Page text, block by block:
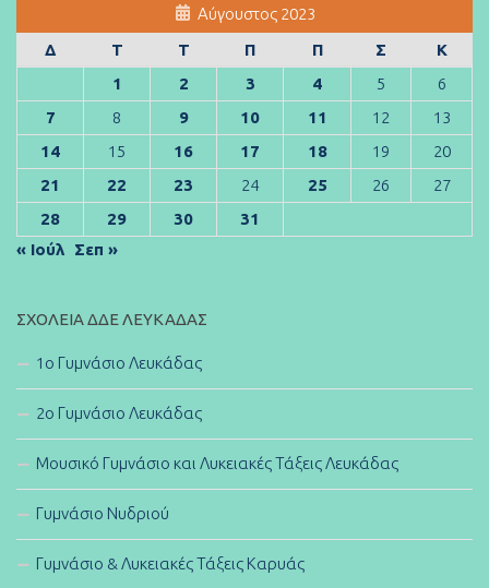
Αύγουστος 2023
Δ
Τ Τ Π Π Σ
Κ
1
2 3 4 5
6
7
8 9 10 11 12
13
14
15 16 17 18 19
20
21
22 23 24 25 26
27
28
29 30
31
« Ιούλ Σεπ »
ΣΧΟΛΕΊΑ ΔΔΕ ΛΕΥΚΆΔΑΣ
1ο Γυμνάσιο Λευκάδας
2ο Γυμνάσιο Λευκάδας
Μουσικό Γυμνάσιο και Λυκειακές Τάξεις Λευκάδας
Γυμνάσιο Νυδριού
Γυμνάσιο & Λυκειακές Τάξεις Καρυάς